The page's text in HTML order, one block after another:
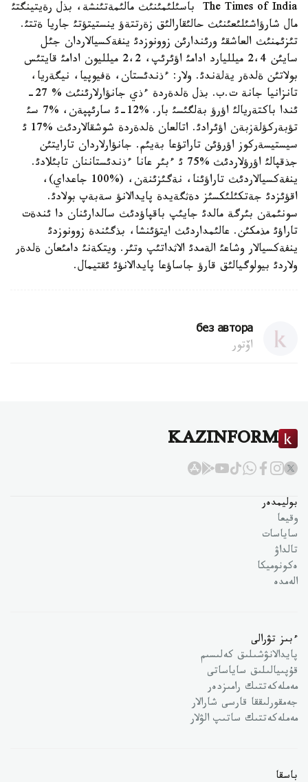
The Times of India باسئلئمئنئث مالئمةتئنشة، بذل رةيتينگتئ
مال شارؤاشئلئعئنئث حالئقارالئق زةرتتةؤ ينستيتؤتئ جاريا ةتتئ.
تئزئمنئث العاشقئ ورئندارئن زوونوزدئ ينفةكسيالاردان جئل
سايئن 2،4 ميلليارد ادامئ اؤئرئپ، 2،2 ميلليون ادامئ قايتئس
بولاتئن ةلدةر يةلةندئ. ولار: ءذندئستان، ةفيوپيا، نيگةريا،
تانزانيا جانة ت.ب. بذل ةلدةردة ءذي جانؤارلارئنئث % 27-
ئندا باكتةريالئ اؤرؤ بةلگئسئ بار. %12-ئ سارئپپةن، %7 سئ
تؤبةركؤلةزبةن اؤئرادئ. اتالعان ةلدةردة شوشقالاردئث %17 ئ
سيستيسةركوز اؤرؤئن تاراتؤعا بةيئم. جانؤارلاردان تارايتئن
جذقپالئ اؤرؤلاردئث %75 ئ ءبئر عانا ءذندئستاننان تابئلادئ.
ينفةكسيالاردئث تاراؤئنا، نةگئزئنةن، (%100 جاعداي)،
اقؤئزدئ جةتكئلئكسئز دةثگةيدة پايدالانؤ سةبةپ بولادئ.
سونئمةن بئرگة مالدئ جايئپ باقپاؤدئث سالدارئنان دا ئندةت
تاراؤئ مذمكئن. عالئمداردئث ايتؤئنشا، بذگئندة زوونوزدئ
ينفةكسيالار وشاعئ الةمدئ الاثداتئپ وتئر. ويتكةنئ دامئعان ةلدةر
ولاردئ بيولوگيالئق قارؤ جاساؤعا پايدالانؤئ ئقتيمال.
без автора
اۆتور
KAZINFORM
بوليمدەر
وقيعا
ساياسات
تالداۋ
ەكونوميكا
الەمدە
ءبىز تۋرالى
پايدالانۋشىلىق كەلىسىم
قۇپىيالىلىق ساياساتى
مەملەكەتتىك رامىزدەر
جەمقورلىققا قارسى شارالار
مەملەكەتتىك ساتىپ الۋلار
باسقا